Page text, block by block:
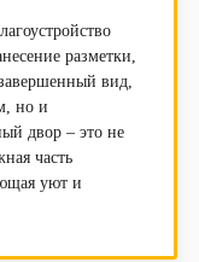
разметки,
вид,
но и
двор – это не
часть
уют и